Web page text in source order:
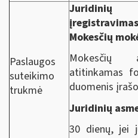
Paslaugos
suteikimo
trukmė
Mokesčių
Mokesčių
atitinkamas
duomenis
Juridinių
30 dienų, jei